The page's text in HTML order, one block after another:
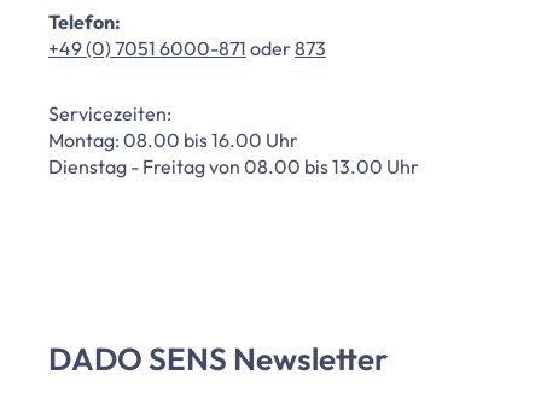
Telefon:
+49 (0) 7051 6000-871 oder873
Servicezeiten:
Montag: 08.00 bis 16.00 Uhr
Dienstag - Freitag von 08.00 bis 13.00 Uhr
DADO SENS Newsletter